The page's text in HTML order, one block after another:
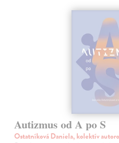
Autizmus od A po S
Ostatníková Daniela, kolektív